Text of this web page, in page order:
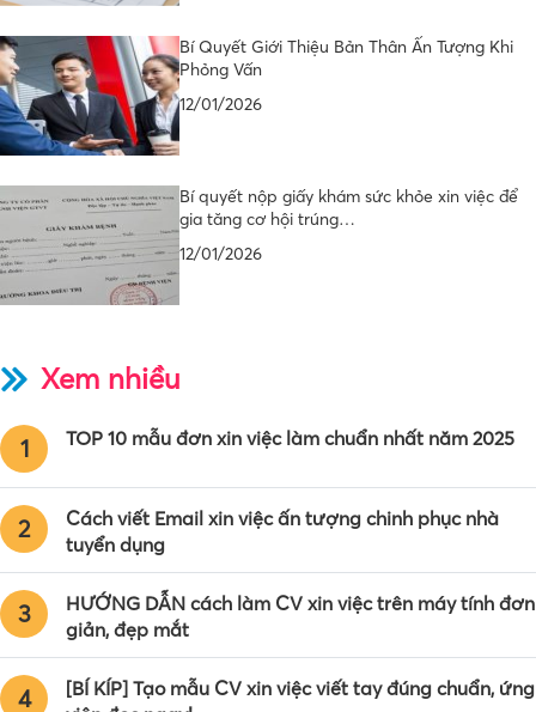
Bí Quyết Giới Thiệu Bản Thân Ấn Tượng Khi
Phỏng Vấn
12/01/2026
Bí quyết nộp giấy khám sức khỏe xin việc để
gia tăng cơ hội trúng…
12/01/2026
Xem nhiều
1 TOP 10 mẫu đơn xin việc làm chuẩn nhất năm 2025
2
Cách viết Email xin việc ấn tượng chinh phục nhà
tuyển dụng
3
HƯỚNG DẪN cách làm CV xin việc trên máy tính đơn
giản, đẹp mắt
4
[BÍ KÍP] Tạo mẫu CV xin việc viết tay đúng chuẩn, ứng